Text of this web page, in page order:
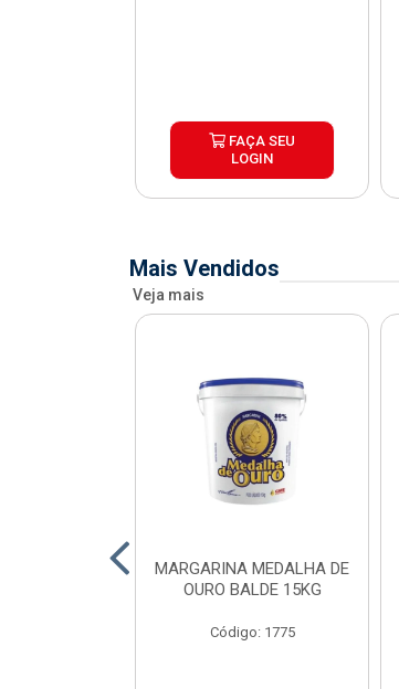
FAÇA SEU
LOGIN
Mais Vendidos
Veja mais
MARGARINA MEDALHA DE
OURO BALDE 15KG
Código: 1775